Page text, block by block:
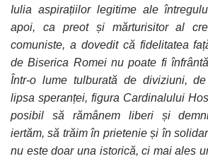
Iulia aspirațiilor legitime ale
apoi, ca preot și mărturisitor al
comuniste, a dovedit că fidelitatea
de Biserica Romei nu poate fi
Într-o lume tulburată de diviziuni,
lipsa speranței, figura Cardinalului
posibil să rămânem liberi și
iertăm, să trăim în prietenie și în
nu este doar una istorică, ci mai ales